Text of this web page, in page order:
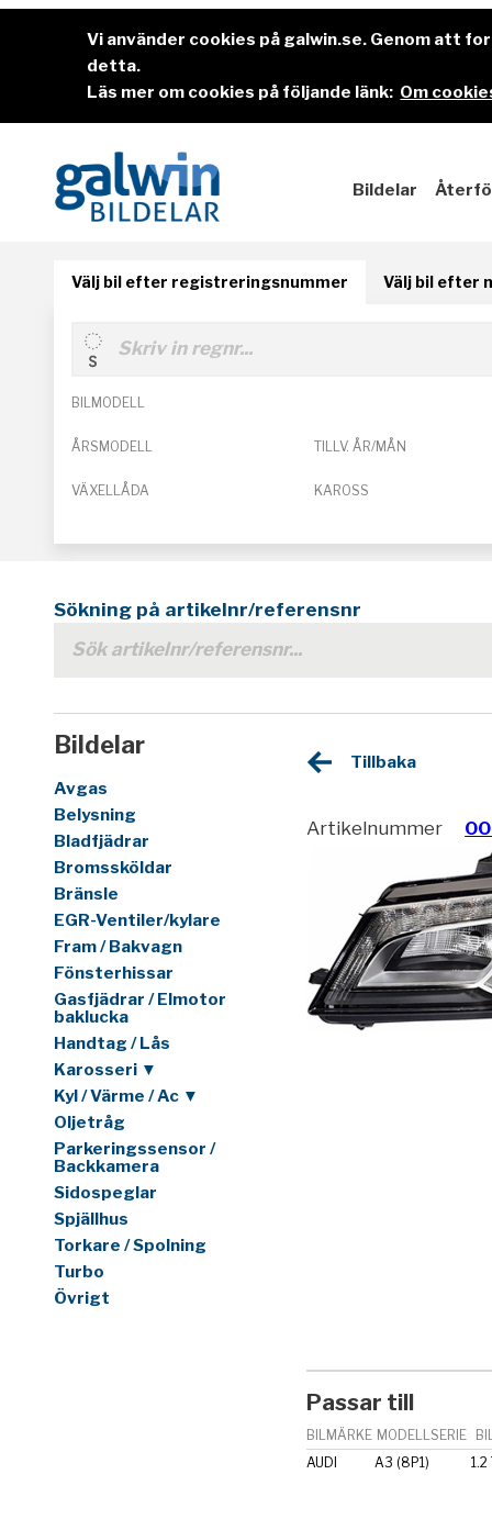
Vi använder cookies på galwin.se. Genom att
detta.
Läs mer om cookies på följande länk: Om
Bildelar
Välj bil efter registreringsnummer Välj bil efter
BILMODELL
ÅRSMODELL TILLV. ÅR/MÅN
VÄXELLÅDA KAROSS
Sökning på artikelnr/referensnr
Bildelar
Avgas
Belysning
Bladfjädrar
Bromssköldar
Bränsle
EGR-Ventiler/kylare
Fram / Bakvagn
Fönsterhissar
Gasfjädrar / Elmotor
baklucka
Handtag / Lås
Karosseri ▼
Kyl / Värme / Ac ▼
Oljetråg
Parkeringssensor /
Backkamera
Sidospeglar
Spjällhus
Torkare / Spolning
Turbo
Övrigt
Tillbaka
Artikelnummer
Passar till
BILMÄRKE MODELLSERIE
AUDI
A3 (8P1) 1.2